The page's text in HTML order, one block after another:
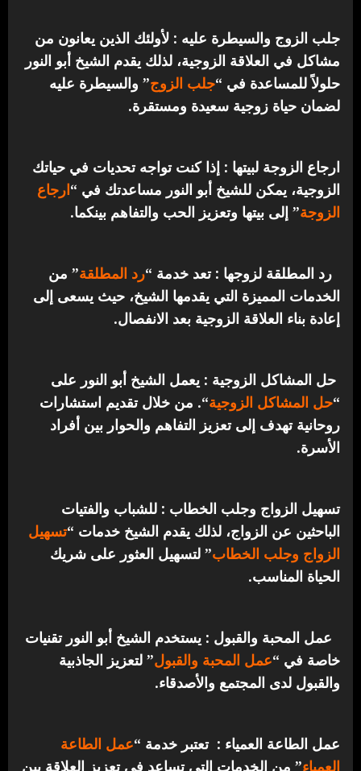
جلب الزوج والسيطرة عليه : لأولئك الذين يعانون من
مشاكل في العلاقة الزوجية، لذلك يقدم الشيخ أبو النور
حلولاً للمساعدة في “جلب الزوج” والسيطرة عليه
لضمان حياة زوجية سعيدة ومستقرة.
ارجاع الزوجة لبيتها : إذا كنت تواجه تحديات في حياتك
الزوجية، يمكن للشيخ أبو النور مساعدتك في “ارجاع
الزوجة” إلى بيتها وتعزيز الحب والتفاهم بينكما.
رد المطلقة لزوجها : تعد خدمة “رد المطلقة” من
الخدمات المميزة التي يقدمها الشيخ، حيث يسعى إلى
إعادة بناء العلاقة الزوجية بعد الانفصال.
حل المشاكل الزوجية : يعمل الشيخ أبو النور على
“حل المشاكل الزوجية“. من خلال تقديم استشارات
روحانية تهدف إلى تعزيز التفاهم والحوار بين أفراد
الأسرة.
تسهيل الزواج وجلب الخطاب : للشباب والفتيات
الباحثين عن الزواج، لذلك يقدم الشيخ خدمات “تسهيل
الزواج وجلب الخطاب” لتسهيل العثور على شريك
الحياة المناسب.
عمل المحبة والقبول : يستخدم الشيخ أبو النور تقنيات
خاصة في “عمل المحبة والقبول” لتعزيز الجاذبية
والقبول لدى المجتمع والأصدقاء.
عمل الطاعة العمياء : تعتبر خدمة “عمل الطاعة
العمياء” من الخدمات التي تساعد في تعزيز العلاقة بين